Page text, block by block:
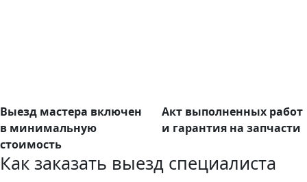
Выезд мастера включен
в минимальную
стоимость
Акт выполненных работ
и гарантия на запчасти
Как заказать выезд специалиста